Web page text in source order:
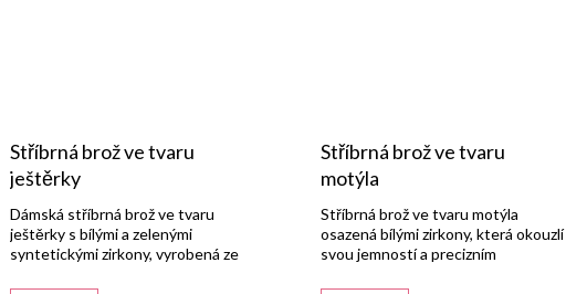
Stříbrná brož ve tvaru
ještěrky
Dámská stříbrná brož ve tvaru
ještěrky s bílými a zelenými
syntetickými zirkony, vyrobená ze
Stříbrná brož ve tvaru
motýla
Stříbrná brož ve tvaru motýla
osazená bílými zirkony, která okouzlí
svou jemností a precizním